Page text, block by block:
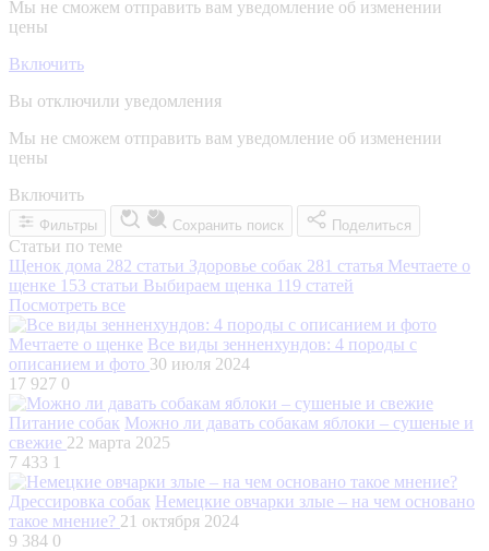
Мы не сможем отправить вам уведомление об изменении
цены
Включить
Вы отключили уведомления
Мы не сможем отправить вам уведомление об изменении
цены
Включить
Фильтры Сохранить поиск Поделиться
Статьи по теме
Щенок дома 282 статьи Здоровье собак 281 статья Мечтаете о
щенке 153 статьи Выбираем щенка 119 статей
Посмотреть все
Мечтаете о щенке Все виды зенненхундов: 4 породы с
описанием и фото 30 июля 2024
17 927 0
Питание собак Можно ли давать собакам яблоки – сушеные и
свежие 22 марта 2025
7 433 1
Дрессировка собак Немецкие овчарки злые – на чем основано
такое мнение? 21 октября 2024
9 384 0